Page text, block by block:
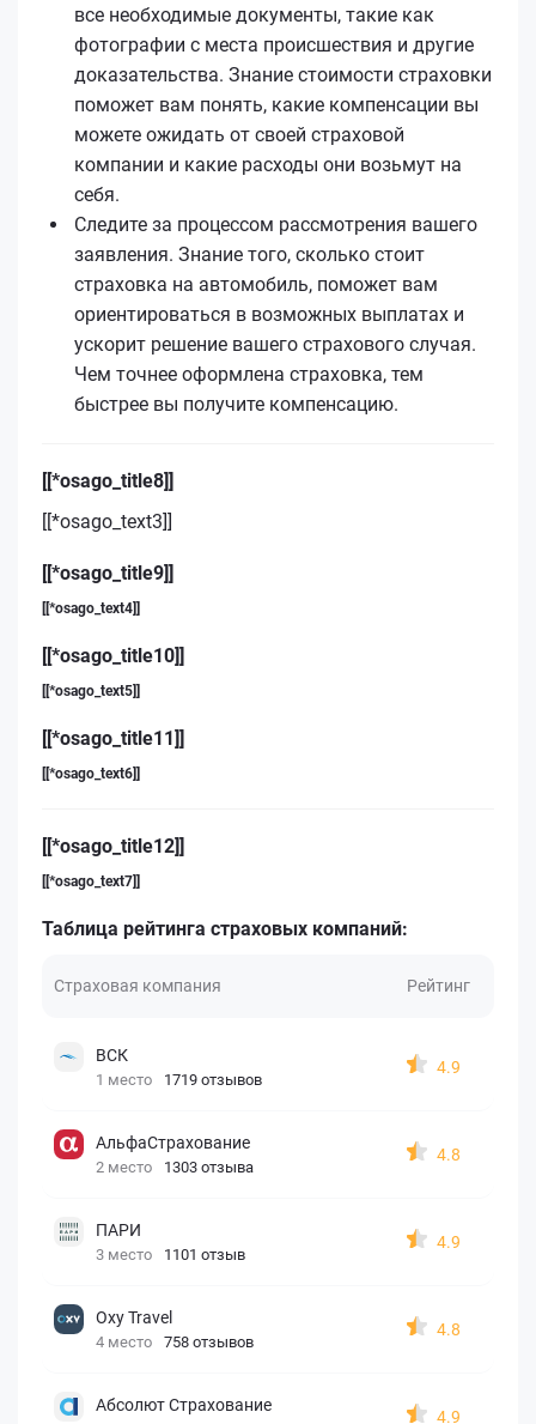
все необходимые документы, такие как
фотографии с места происшествия и другие
доказательства. Знание стоимости страховки
поможет вам понять, какие компенсации вы
можете ожидать от своей страховой
компании и какие расходы они возьмут на
себя.
Следите за процессом рассмотрения вашего
заявления. Знание того, сколько стоит
страховка на автомобиль, поможет вам
ориентироваться в возможных выплатах и
ускорит решение вашего страхового случая.
Чем точнее оформлена страховка, тем
быстрее вы получите компенсацию.
[[*osago_title8]]
[[*osago_text3]]
[[*osago_title9]]
[[*osago_text4]]
[[*osago_title10]]
[[*osago_text5]]
[[*osago_title11]]
[[*osago_text6]]
[[*osago_title12]]
[[*osago_text7]]
Таблица рейтинга страховых компаний:
Страховая компания Рейтинг
ВСК
1 место 1719 отзывов
4.9
АльфаСтрахование
2 место 1303 отзыва
4.8
ПАРИ
3 место 1101 отзыв
4.9
Oxy Travel
4 место 758 отзывов
4.8
Абсолют Страхование
4.9